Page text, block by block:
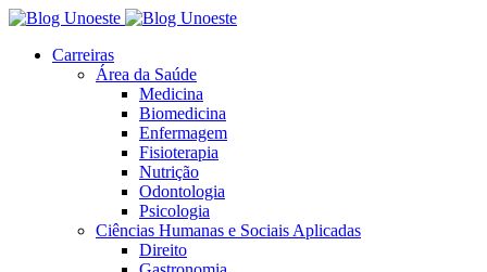
Carreiras
Área da Saúde
Medicina
Biomedicina
Enfermagem
Fisioterapia
Nutrição
Odontologia
Psicologia
Ciências Humanas e Sociais Aplicadas
Direito